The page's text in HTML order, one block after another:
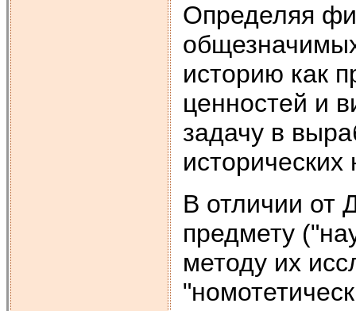
Определяя
историю как
ценностей и
задачу в
исторических
В отличии от
предмету
методу их